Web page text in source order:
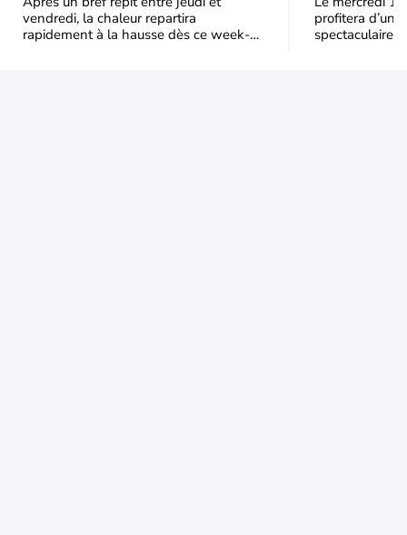
vendredi, la chaleur repartira
rapidement à la hausse dès ce week-
profitera
spectaculaire,